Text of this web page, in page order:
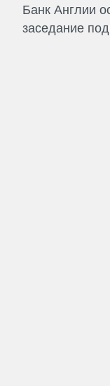
Банк Англии
заседание